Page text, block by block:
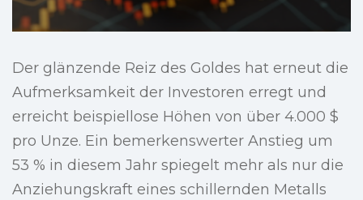
Der glänzende Reiz des Goldes hat erneut die
Aufmerksamkeit der Investoren erregt und
erreicht beispiellose Höhen von über 4.000 $
pro Unze. Ein bemerkenswerter Anstieg um
53 % in diesem Jahr spiegelt mehr als nur die
Anziehungskraft eines schillernden Metalls